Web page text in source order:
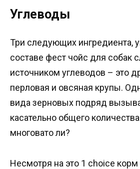
Углеводы
Три следующих ингредиента,
составе фест чойс для собак
источником углеводов – это
перловая и овсяная крупы.
вида зерновых подряд
касательно общего
многовато ли?
Несмотря на это 1 choice корм